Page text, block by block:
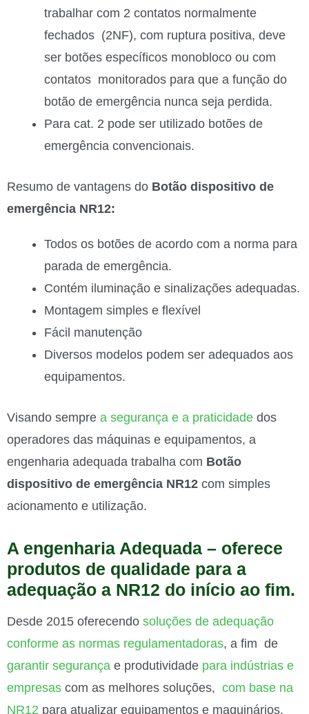
trabalhar com 2 contatos normalmente
fechados (2NF), com ruptura positiva, deve
ser botões específicos monobloco ou com
contatos monitorados para que a função do
botão de emergência nunca seja perdida.
Para cat. 2 pode ser utilizado botões de
emergência convencionais.
Resumo de vantagens do Botão dispositivo de
emergência NR12:
Todos os botões de acordo com a norma para
parada de emergência.
Contém iluminação e sinalizações adequadas.
Montagem simples e flexível
Fácil manutenção
Diversos modelos podem ser adequados aos
equipamentos.
Visando sempre a segurança e a praticidade dos
operadores das máquinas e equipamentos, a
engenharia adequada trabalha com Botão
dispositivo de emergência NR12 com simples
acionamento e utilização.
A engenharia Adequada – oferece
produtos de qualidade para a
adequação a NR12 do início ao fim.
Desde 2015 oferecendo soluções de adequação
conforme as normas regulamentadoras, a fim de
garantir segurança e produtividade para indústrias e
empresas com as melhores soluções, com base na
NR12 para atualizar equipamentos e maquinários.